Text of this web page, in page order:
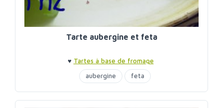
Tarte aubergine et feta
♥ Tartes à base de fromage
aubergine
feta